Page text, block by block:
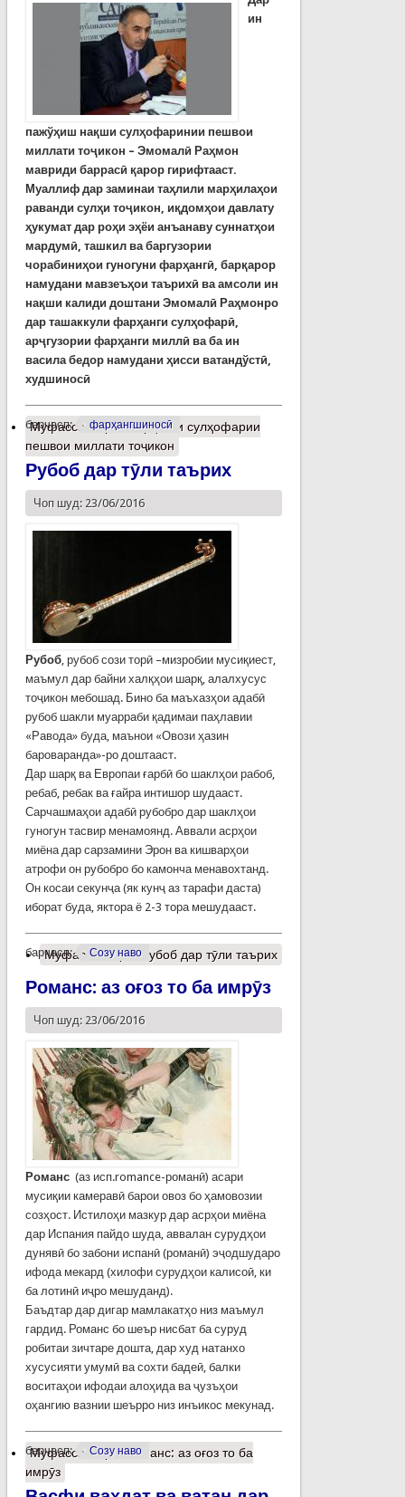
ин
пажўҳиш нақши сулҳофаринии пешвои
миллати тоҷикон – Эмомалӣ Раҳмон
мавриди баррасӣ қарор гирифтааст.
Муаллиф дар заминаи таҳлили марҳилаҳои
раванди сулҳи тоҷикон, иқдомҳои давлату
ҳукумат дар роҳи эҳёи анъанаву суннатҳои
мардумӣ, ташкил ва баргузории
чорабиниҳои гуногуни фарҳангӣ, барқарор
намудани мавзеъҳои таърихӣ ва амсоли ин
нақши калиди доштани Эмомалӣ Раҳмонро
дар ташаккули фарҳанги сулҳофарӣ,
арҷгузории фарҳанги миллӣ ва ба ин
васила бедор намудани ҳисси ватандўстӣ,
худшиносӣ
барчасп: фарҳангшиносӣ
Муфассалтаро Фарҳанги сулҳофарии
пешвои миллати тоҷикон
Рубоб дар тӯли таърих
Чоп шуд: 23/06/2016
Рубоб, рубоб сози торӣ –мизробии мусиқиест,
маъмул дар байни халқҳои шарқ, алалхусус
тоҷикон мебошад. Бино ба маъхазҳои адабӣ
рубоб шакли муарраби қадимаи паҳлавии
«Равода» буда, маънои «Овози ҳазин
бароваранда»-ро доштааст.
Дар шарқ ва Европаи ғарбӣ бо шаклҳои рабоб,
ребаб, ребак ва ғайра интишор шудааст.
Сарчашмаҳои адабӣ рубобро дар шаклҳои
гуногун тасвир менамоянд. Аввали асрҳои
миёна дар сарзамини Эрон ва кишварҳои
атрофи он рубобро бо камонча менавохтанд.
Он косаи секунҷа (як кунҷ аз тарафи даста)
иборат буда, яктора ё 2-3 тора мешудааст.
барчасп: Созу наво
Муфассалтаро Рубоб дар тӯли таърих
Романс: аз оғоз то ба имрӯз
Чоп шуд: 23/06/2016
Романс(аз исп.romance-романӣ) асари
мусиқии камеравӣ барои овоз бо ҳамовозии
созҳост. Истилоҳи мазкур дар асрҳои миёна
дар Испания пайдо шуда, аввалан сурудҳои
дунявӣ бо забони испанӣ (романӣ) эҷодшударо
ифода мекард (хилофи сурудҳои калисоӣ, ки
ба лотинӣ иҷро мешуданд).
Баъдтар дар дигар мамлакатҳо низ маъмул
гардид. Романс бо шеър нисбат ба суруд
робитаи зичтаре дошта, дар худ натанхо
хусусияти умумӣ ва сохти бадеӣ, балки
воситаҳои ифодаи алоҳида ва ҷузъҳои
оҳангию вазнии шеърро низ инъикос мекунад.
барчасп: Созу наво
Муфассалтаро Романс: аз оғоз то ба
имрӯз